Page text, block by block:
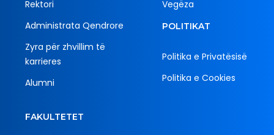
Rektori
Administrata Qendrore
Zyra për zhvillim të
karrieres
Alumni
Vegëza
POLITIKAT
Politika e Privatësisë
Politika e Cookies
FAKULTETET